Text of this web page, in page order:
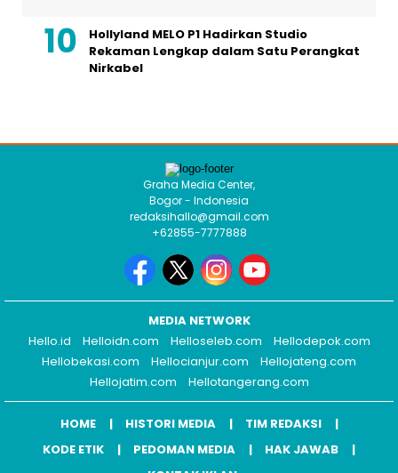
Hollyland MELO P1 Hadirkan Studio
Rekaman Lengkap dalam Satu Perangkat
Nirkabel
Graha Media Center,
Bogor - Indonesia
redaksihallo@gmail.com
+62855-7777888
MEDIA NETWORK
Hello.id
Helloidn.com Helloseleb.com
Hellodepok.com
Hellobekasi.com
Hellocianjur.com
Hellojateng.com
Hellojatim.com
Hellotangerang.com
HOME HISTORI MEDIA
TIM REDAKSI
KODE ETIK
PEDOMAN MEDIA
HAK JAWAB